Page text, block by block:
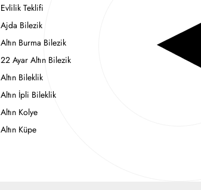
Evlilik Teklifi
Ajda Bilezik
Altın Burma Bilezik
22 Ayar Altın Bilezik
Altın Bileklik
Altın İpli Bileklik
Altın Kolye
Altın Küpe